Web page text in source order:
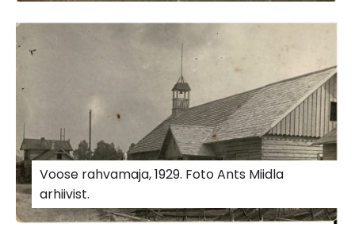
Voose rahvamaja, 1929. Foto Ants Miidla
arhiivist.